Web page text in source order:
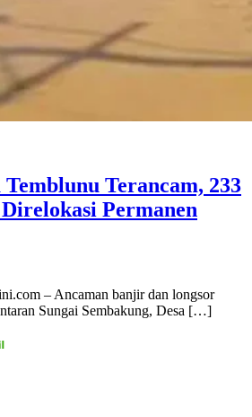
Terancam, 233
Permanen
– Ancaman banjir dan longsor
Sungai Sembakung, Desa […]